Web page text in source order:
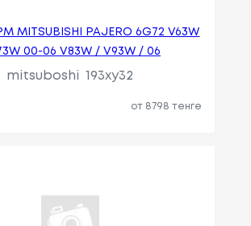
MITSUBISHI PAJERO 6G72 V63W
00-06 V83W / V93W / 06
mitsuboshi 193xy32
от 8798 тенге